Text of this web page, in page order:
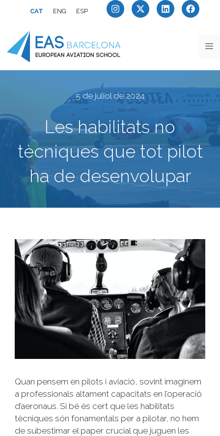
CAT ENG ESP
5 de juliol de 2024
Les habilitats no
tècniques que tot pilot
ha de desenvolupar
Quan pensem en pilots i aviació, sovint imaginem
a professionals altament capacitats en l’operació
d’aeronaus. Si bé és cert que les habilitats
tècniques són fonamentals per a pilotar, no hem
de subestimar el paper crucial que juguen les